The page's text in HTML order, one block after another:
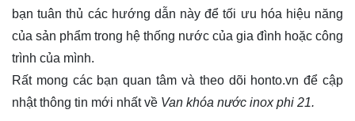
bạn tuân thủ các hướng dẫn này để tối ưu hóa hiệu năng
của sản phẩm trong hệ thống nước của gia đình hoặc công
trình của mình.
Rất mong các bạn quan tâm và theo dõi honto.vn để cập
nhật thông tin mới nhất về Van khóa nước inox phi 21.